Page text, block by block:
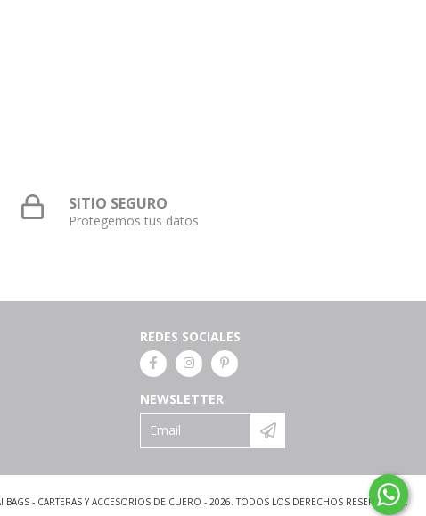
SITIO SEGURO
Protegemos tus datos
REDES SOCIALES
NEWSLETTER
BAGS - CARTERAS Y ACCESORIOS DE CUERO - 2026. TODOS LOS DERECHOS RESERVADOS.